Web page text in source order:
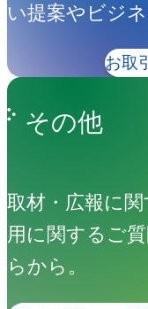
い提案やビジ
お取
その他
取材・広報に
用に関するご
らから。